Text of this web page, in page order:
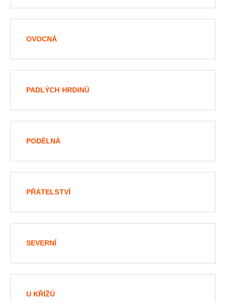
OVOCNÁ
PADLÝCH HRDINŮ
PODÉLNÁ
PŘÁTELSTVÍ
SEVERNÍ
U KŘÍŽŮ